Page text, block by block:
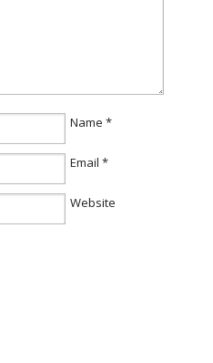
Name *
Email *
Website